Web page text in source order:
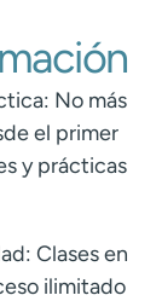
No más
el primer
y prácticas
Clases en
ilimitado